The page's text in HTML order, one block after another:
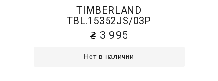
TIMBERLAND
TBL.15352JS/03P
3 995
Нет в наличии